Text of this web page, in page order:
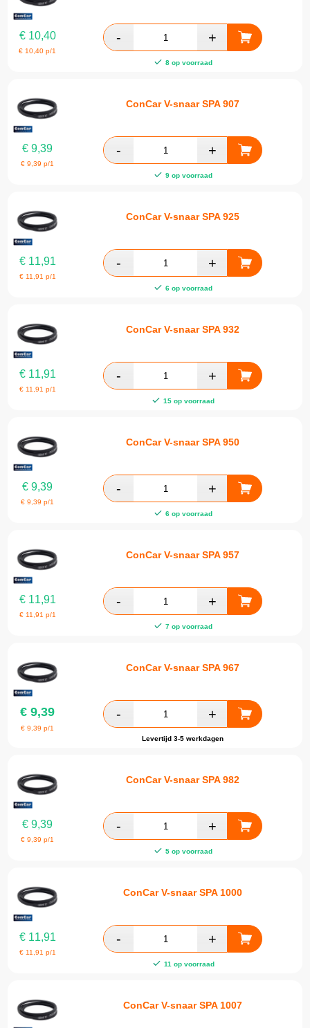
€10,40
€ 10,40 p/1
8 op voorraad
ConCar V-snaar SPA 907
€ 9,39
€9,39 p/1
9 op voorraad
ConCar V-snaar SPA 925
€11,91
€ 11,91 p/1
6 op voorraad
ConCar V-snaar SPA 932
€11,91
€ 11,91 p/1
15 op voorraad
ConCar V-snaar SPA 950
€ 9,39
€9,39 p/1
6 op voorraad
ConCar V-snaar SPA 957
€11,91
€ 11,91 p/1
7 op voorraad
ConCar V-snaar SPA 967
€ 9,39
€9,39 p/1
Levertijd 3-5 werkdagen
ConCar V-snaar SPA 982
€ 9,39
€9,39 p/1
5 op voorraad
ConCar V-snaar SPA 1000
€11,91
€ 11,91 p/1
11 op voorraad
ConCar V-snaar SPA 1007